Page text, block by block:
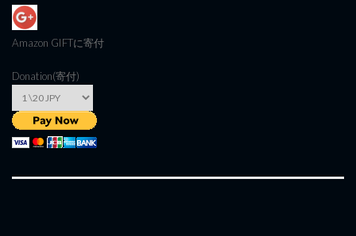
Amazon GIFTに寄付
Donation(寄付)